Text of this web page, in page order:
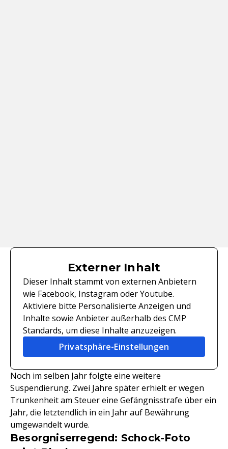
Externer Inhalt
Dieser Inhalt stammt von externen Anbietern
wie Facebook, Instagram oder Youtube.
Aktiviere bitte Personalisierte Anzeigen und
Inhalte sowie Anbieter außerhalb des CMP
Standards, um diese Inhalte anzuzeigen.
Privatsphäre-Einstellungen
Noch im selben Jahr folgte eine weitere
Suspendierung. Zwei Jahre später erhielt er wegen
Trunkenheit am Steuer eine Gefängnisstrafe über ein
Jahr, die letztendlich in ein Jahr auf Bewährung
umgewandelt wurde.
Besorgniserregend: Schock-Foto